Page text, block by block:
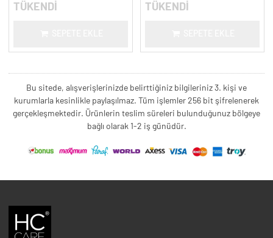
TÜKENDİ TÜKENDİ
Bu sitede, alışverişlerinizde belirttiğiniz bilgileriniz 3. kişi ve
kurumlarla kesinlikle paylaşılmaz. Tüm işlemler 256 bit şifrelenerek
gerçekleşmektedir. Ürünlerin teslim süreleri bulunduğunuz bölgeye
bağlı olarak 1-2 iş günüdür.